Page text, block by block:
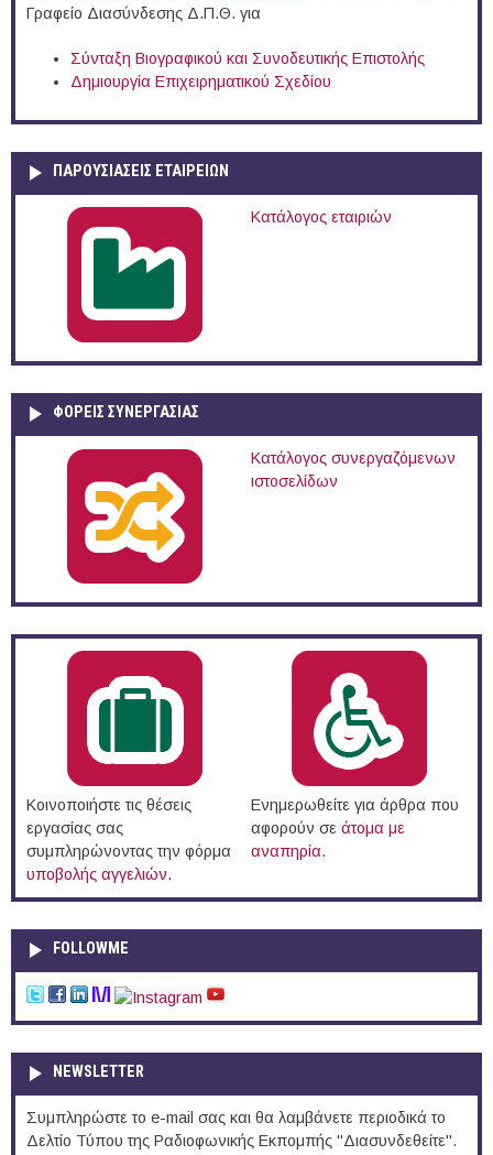
Γραφείο Διασύνδεσης Δ.Π.Θ. για
Σύνταξη Βιογραφικού και Συνοδευτικής Επιστολής
Δημιουργία Επιχειρηματικού Σχεδίου
ΠΑΡΟΥΣΙΆΣΕΙΣ ΕΤΑΙΡΕΙΏΝ
Κατάλογος εταιριών
ΦΟΡΕΙΣ ΣΥΝΕΡΓΑΣΙΑΣ
Κατάλογος συνεργαζόμενων
ιστοσελίδων
Κοινοποιήστε τις θέσεις
εργασίας σας
συμπληρώνοντας την φόρμα
υποβολής αγγελιών.
Ενημερωθείτε για άρθρα που
αφορούν σε άτομα με
αναπηρία.
FOLLOWME
NEWSLETTER
Συμπληρώστε το e-mail σας και θα λαμβάνετε περιοδικά το
Δελτίο Τύπου της Ραδιοφωνικής Εκπομπής "Διασυνδεθείτε".